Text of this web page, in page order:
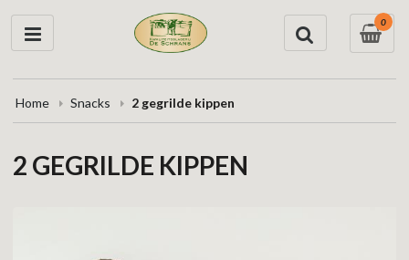
0
Home Snacks 2 gegrilde kippen
2 GEGRILDE KIPPEN